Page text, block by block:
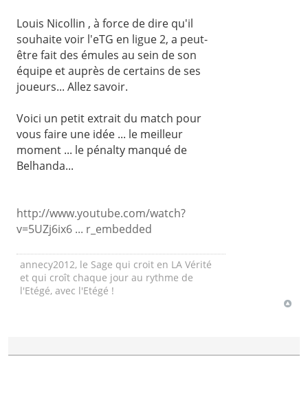
Louis Nicollin , à force de dire qu'il
souhaite voir l'eTG en ligue 2, a peut-
être fait des émules au sein de son
équipe et auprès de certains de ses
joueurs... Allez savoir.
Voici un petit extrait du match pour
vous faire une idée ... le meilleur
moment ... le pénalty manqué de
Belhanda...
http://www.youtube.com/watch?
v=5UZj6ix6 ... r_embedded
annecy2012, le Sage qui croit en LA Vérité
et qui croît chaque jour au rythme de
l'Etégé, avec l'Etégé !